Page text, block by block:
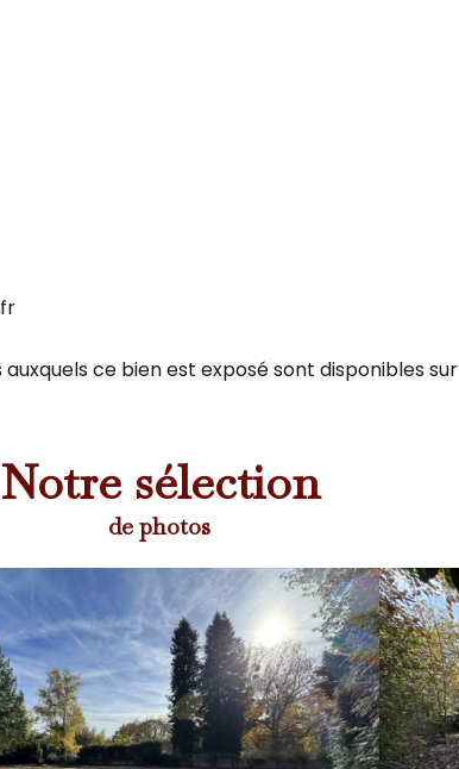
ce bien est exposé sont disponibles
Notre sélection
de photos